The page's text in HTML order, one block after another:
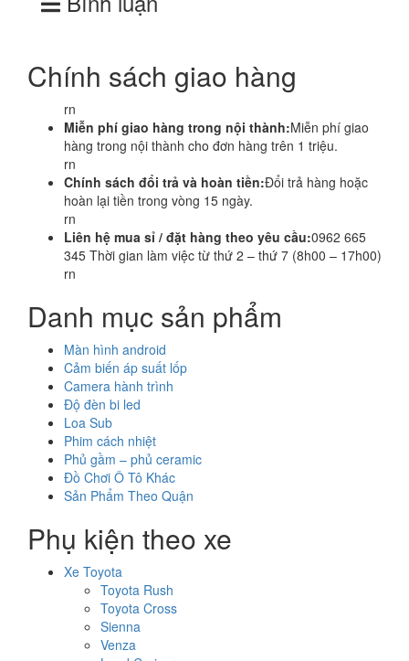
Chính sách giao hàng
rn
Miễn phí giao hàng trong nội thành:Miễn phí giao
hàng trong nội thành cho đơn hàng trên 1 triệu.
rn
Chính sách đổi trả và hoàn tiền:Đổi trả hàng hoặc
hoàn lại tiền trong vòng 15 ngày.
rn
Liên hệ mua sỉ / đặt hàng theo yêu cầu:0962 665
345 Thời gian làm việc từ thứ 2 – thứ 7 (8h00 – 17h00)
rn
Danh mục sản phẩm
Màn hình android
Cảm biến áp suất lốp
Camera hành trình
Độ đèn bi led
Loa Sub
Phim cách nhiệt
Phủ gầm – phủ ceramic
Đồ Chơi Ô Tô Khác
Sản Phẩm Theo Quận
Phụ kiện theo xe
Xe Toyota
Toyota Rush
Toyota Cross
Sienna
Venza